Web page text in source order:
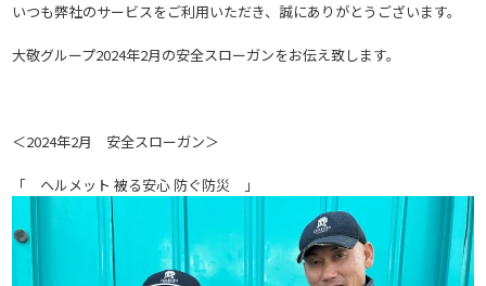
いつも弊社のサービスをご利用いただき、誠にありがとうございます。
大敬グループ2024年2月の安全スローガンをお伝え致します。
＜2024年2月 安全スローガン＞
「 ヘルメット 被る安心 防ぐ防災 」